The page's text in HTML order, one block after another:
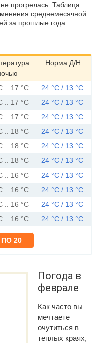
прогрелась. Таблица
среднемесячной
за прошлые года.
Норма Д/Н
.. 17 °C
24 °C / 13 °C
.. 17 °C
24 °C / 13 °C
.. 17 °C
24 °C / 13 °C
.. 18 °C
24 °C / 13 °C
.. 18 °C
24 °C / 13 °C
.. 18 °C
24 °C / 13 °C
.. 16 °C
24 °C / 13 °C
.. 16 °C
24 °C / 13 °C
.. 16 °C
24 °C / 13 °C
.. 16 °C 24 °C / 13 °C
Погода в
феврале
Как часто вы
мечтаете
очутиться в
теплых краях,